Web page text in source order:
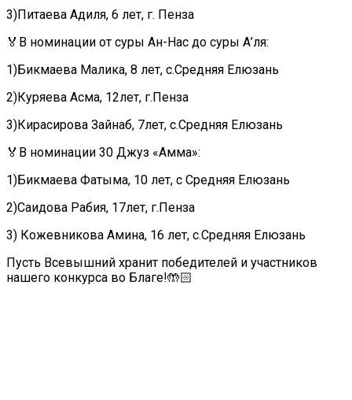
3)Питаева Адиля, 6 лет, г. Пенза
🏅В номинации от суры Ан-Нас до суры А’ля:
1)Бикмаева Малика, 8 лет, с.Средняя Елюзань
2)Куряева Асма, 12лет, г.Пенза
3)Кирасирова Зайнаб, 7лет, с.Средняя Елюзань
🏅В номинации 30 Джуз «Амма»:
1)Бикмаева Фатыма, 10 лет, с Средняя Елюзань
2)Саидова Рабия, 17лет, г.Пенза
3) Кожевникова Амина, 16 лет, с.Средняя Елюзань
Пусть Всевышний хранит победителей и участников
нашего конкурса во Благе!🤲🏻